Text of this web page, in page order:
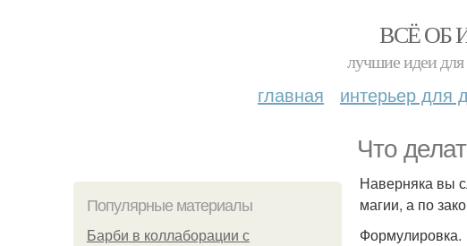
ВСЁ ОБ
лучшие идеи для
главная интерьер для
Что
Популярные материалы
Барби в коллаборации с
Наверняка вы
магии, а по
Формулировка.